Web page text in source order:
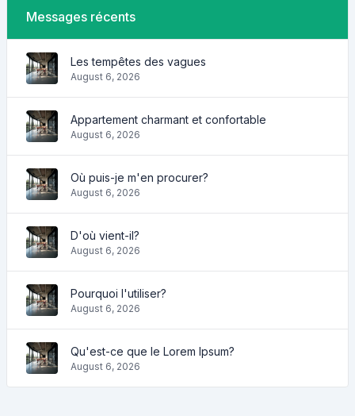
Messages récents
Les tempêtes des vagues
August 6, 2026
Appartement charmant et confortable
August 6, 2026
Où puis-je m'en procurer?
August 6, 2026
D'où vient-il?
August 6, 2026
Pourquoi l'utiliser?
August 6, 2026
Qu'est-ce que le Lorem Ipsum?
August 6, 2026